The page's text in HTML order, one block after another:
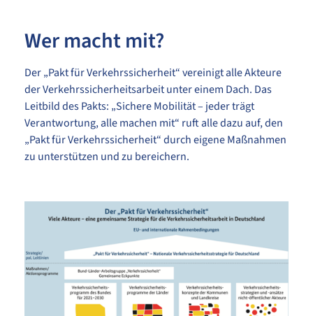
Wer macht mit?
Der „Pakt für Verkehrssicherheit“ vereinigt alle Akteure
der Verkehrssicherheitsarbeit unter einem Dach. Das
Leitbild des Pakts: „Sichere Mobilität – jeder trägt
Verantwortung, alle machen mit“ ruft alle dazu auf, den
„Pakt für Verkehrssicherheit“ durch eigene Maßnahmen
zu unterstützen und zu bereichern.